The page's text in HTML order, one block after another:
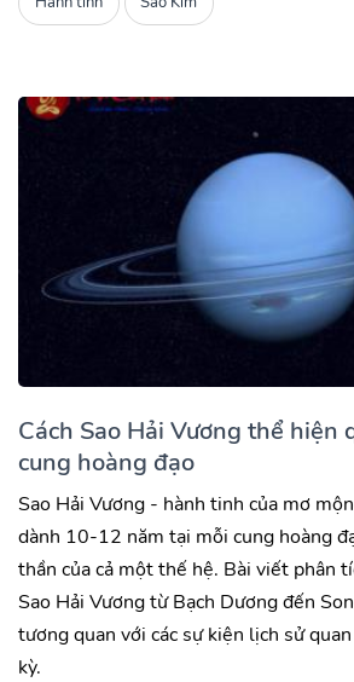
Cách Sao Hải Vương thể hiện
cung hoàng đạo
Sao Hải Vương - hành tinh của mơ
dành 10-12 năm tại mỗi cung hoàng
thần của cả một thế hệ. Bài viết phân
Sao Hải Vương từ Bạch Dương đến
tương quan với các sự kiện lịch sử
kỳ.